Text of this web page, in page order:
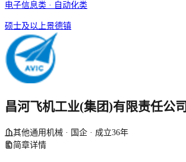
电子信息类 · 自动化类
硕士及以上景德镇
昌河飞机工业(集团)有限责任公司
其他通用机械 · 国企 · 成立36年
简章详情